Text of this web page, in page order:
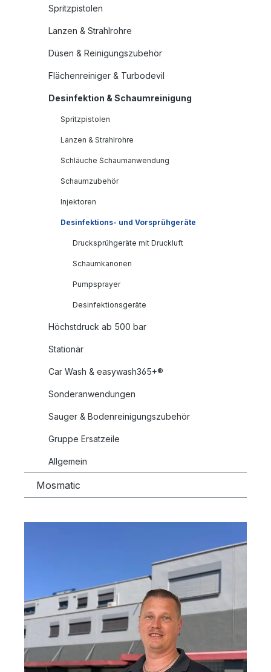
Spritzpistolen
Lanzen & Strahlrohre
Düsen & Reinigungszubehör
Flächenreiniger & Turbodevil
Desinfektion & Schaumreinigung
Spritzpistolen
Lanzen & Strahlrohre
Schläuche Schaumanwendung
Schaumzubehör
Injektoren
Desinfektions- und Vorsprühgeräte
Drucksprühgeräte mit Druckluft
Schaumkanonen
Pumpsprayer
Desinfektionsgeräte
Höchstdruck ab 500 bar
Stationär
Car Wash & easywash365+®
Sonderanwendungen
Sauger & Bodenreinigungszubehör
Gruppe Ersatzeile
Allgemein
Mosmatic